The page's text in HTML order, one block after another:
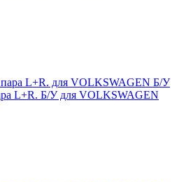
L+R. Б/У для VOLKSWAGEN